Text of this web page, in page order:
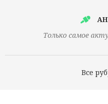
Только самое
Все